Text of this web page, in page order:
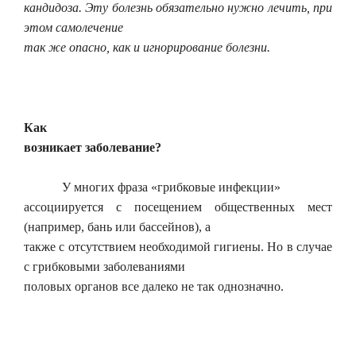
кандидоза. Эту болезнь обязательно нужно лечить, при
этом самолечение
так же опасно, как и игнорирование болезни.
Как
возникает заболевание?
У многих фраза «грибковые инфекции»
ассоциируется с посещением общественных мест
(например, бань или бассейнов), а
также с отсутствием необходимой гигиены. Но в случае
с грибковыми заболеваниями
половых органов все далеко не так однозначно.